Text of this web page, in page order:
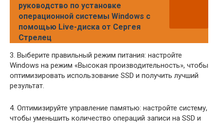
руководство по установке
операционной системы Windows с
помощью Live-диска от Сергея
Стрелец
3. Выберите правильный режим питания: настройте
Windows на режим «Высокая производительность», чтобы
оптимизировать использование SSD и получить лучший
результат.
4. Оптимизируйте управление памятью: настройте систему,
чтобы уменьшить количество операций записи на SSD и